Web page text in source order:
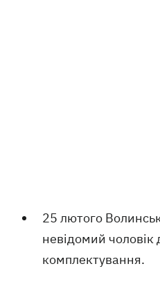
25 лютого
невідомий чоловік
комплектування.